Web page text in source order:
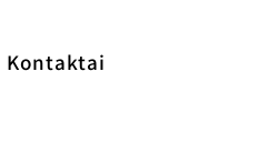
Kontaktai